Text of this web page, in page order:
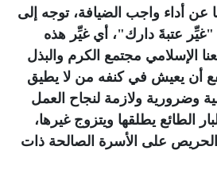
عن أداء واجب الضيافة، توجه إلى
"غيِّر عتبةَ دارك"، أي غيِّر هذه
الإسلامي مجتمع الكرم والبذل
أن يعيش في كنفه من لا يطيق
وضرورية ولازمة لنجاح العمل
الطائع يطلقها ويتزوج غيرها،
على الأسرة الصالحة ذات